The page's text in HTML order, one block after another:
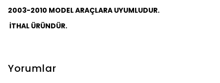
2003-2010 MODEL ARAÇLARA UYUMLUDUR.
İTHAL ÜRÜNDÜR.
Yorumlar